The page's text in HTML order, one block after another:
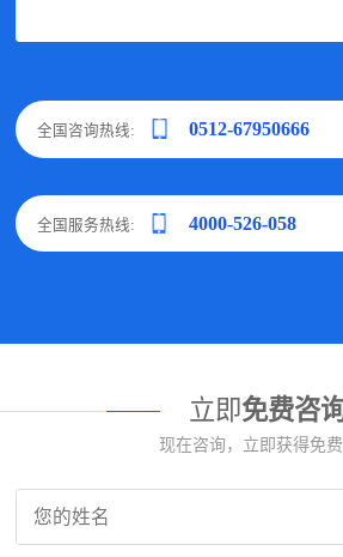
全国咨询热线: 0512-67950666
全国服务热线: 4000-526-058
立即免费咨
现在咨询，立即获得免